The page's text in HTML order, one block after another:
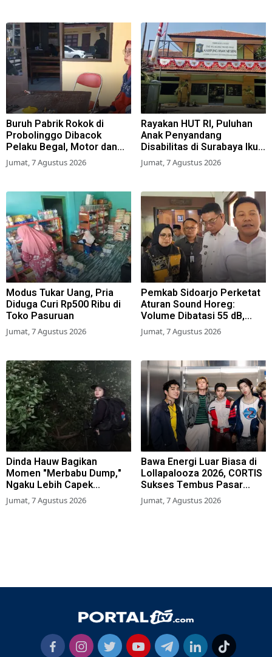
Buruh Pabrik Rokok di
Probolinggo Dibacok
Pelaku Begal, Motor dan
Tas Amblas
Jumat, 7 Agustus 2026
Rayakan HUT RI, Puluhan
Anak Penyandang
Disabilitas di Surabaya Ikuti
Beragam Lomba
Jumat, 7 Agustus 2026
Modus Tukar Uang, Pria
Diduga Curi Rp500 Ribu di
Toko Pasuruan
Jumat, 7 Agustus 2026
Pemkab Sidoarjo Perketat
Aturan Sound Horeg:
Volume Dibatasi 55 dB,
Wajib Kantongi Izin
Jumat, 7 Agustus 2026
Dinda Hauw Bagikan
Momen "Merbabu Dump,"
Ngaku Lebih Capek
Dibanding Gunung Sumbing
Jumat, 7 Agustus 2026
Bawa Energi Luar Biasa di
Lollapalooza 2026, CORTIS
Sukses Tembus Pasar
Musik Global
Jumat, 7 Agustus 2026